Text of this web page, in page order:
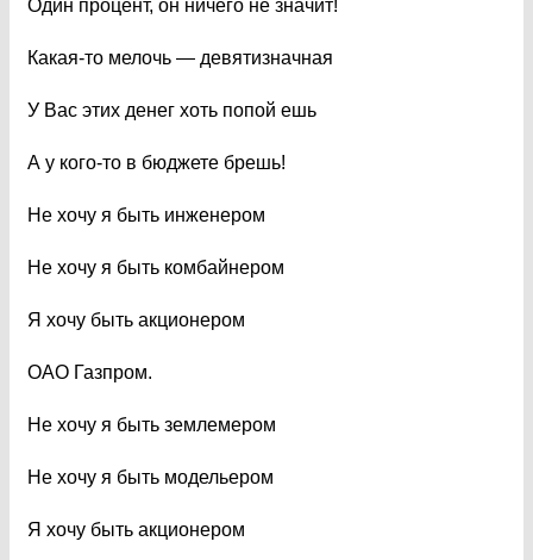
Один процент, он ничего не значит!
Какая-то мелочь — девятизначная
У Вас этих денег хоть попой ешь
А у кого-то в бюджете брешь!
Не хочу я быть инженером
Не хочу я быть комбайнером
Я хочу быть акционером
ОАО Газпром.
Не хочу я быть землемером
Не хочу я быть модельером
Я хочу быть акционером